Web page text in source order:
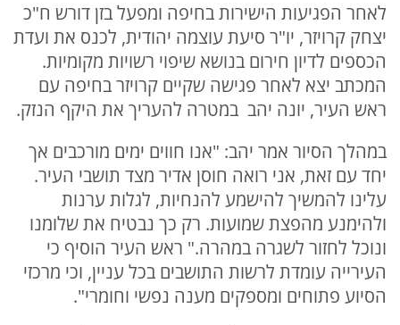
לאחר הפגיעות הישירות בחיפה ומפעל בזן דורש ח"כ
יצחק קרויזר, יו"ר סיעת עוצמה יהודית, לכנס את ועדת
הכספים לדיון חירום בנושא שיפוי רשויות מקומיות.
המכתב יצא לאחר פגישה שקיים קרויזר בחיפה עם
ראש העיר, יונה יהב במטרה להעריך את היקף הנזק.
במהלך הסיור אמר יהב: "אנו חווים ימים מורכבים אך
יחד עם זאת, אני רואה חוסן אדיר מצד תושבי העיר.
עלינו להמשיך להישמע להנחיות, לגלות ערנות
ולהימנע מהפצת שמועות. רק כך נבטיח את שלומנו
ונוכל לחזור לשגרה במהרה." ראש העיר הוסיף כי
העירייה עומדת לרשות התושבים בכל עניין, וכי מרכזי
הסיוע פתוחים ומספקים מענה נפשי וחומרי".